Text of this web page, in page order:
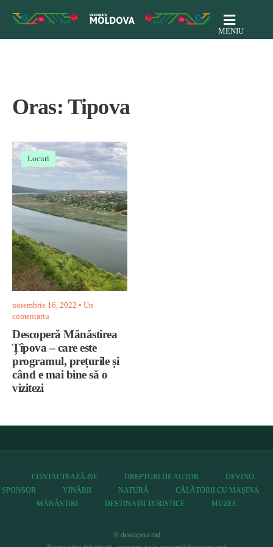
MENIU
Oras: Tipova
Locuri
noiembrie 16, 2022 • Un
comentariu
Descoperă Mănăstirea
Țîpova – care este
programul, prețurile și
când e mai bine să o
vizitezi
CONTACTEAZĂ-NE DREPTURI DE AUTOR
DEVINO
SPONSOR
VINĂRII NATURĂ
CĂLĂTORII CU MAȘINA
MĂNĂSTIRI
DESTINAȚII TURISTICE MUZEE
© descopera.md